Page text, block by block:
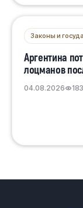
Законы и
Аргентина
лоцманов
04.08.2026 183